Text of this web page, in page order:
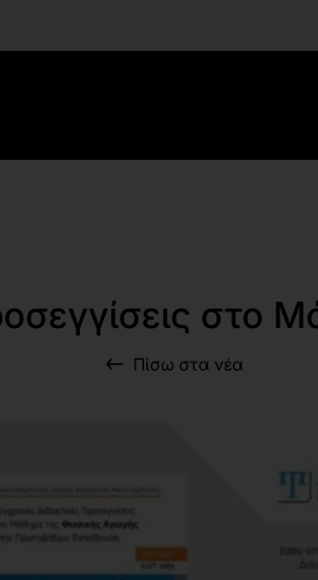
στο
Πίσω στα νέα